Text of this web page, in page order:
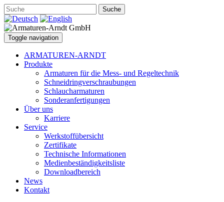
Suche
Toggle navigation
ARMATUREN-ARNDT
Produkte
Armaturen für die Mess- und Regeltechnik
Schneidringverschraubungen
Schlaucharmaturen
Sonderanfertigungen
Über uns
Karriere
Service
Werkstoffübersicht
Zertifikate
Technische Informationen
Medienbeständigkeitsliste
Downloadbereich
News
Kontakt